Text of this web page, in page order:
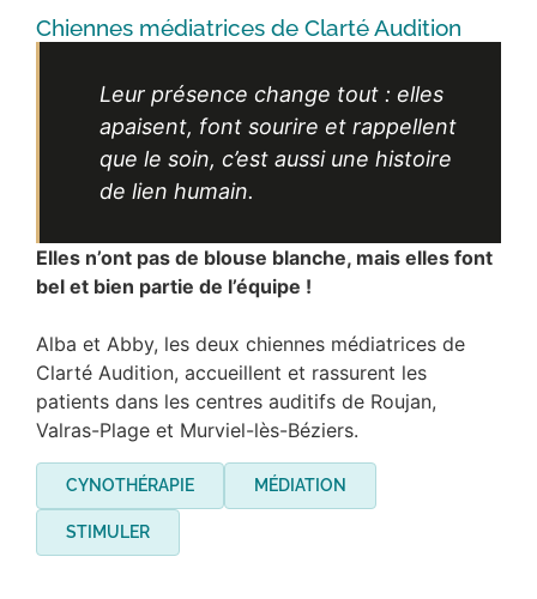
Chiennes médiatrices de Clarté Audition
Leur présence change tout : elles
apaisent, font sourire et rappellent
que le soin, c’est aussi une histoire
de lien humain.
Elles n’ont pas de blouse blanche, mais elles font
bel et bien partie de l’équipe !
Alba et Abby, les deux chiennes médiatrices de
Clarté Audition, accueillent et rassurent les
patients dans les centres auditifs de Roujan,
Valras-Plage et Murviel-lès-Béziers.
CYNOTHÉRAPIE MÉDIATION
STIMULER